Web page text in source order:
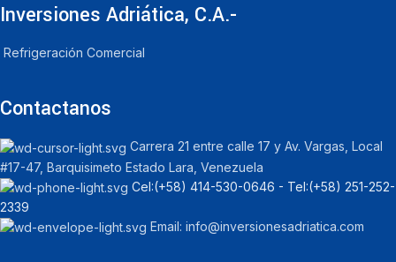
Inversiones Adriática, C.A.-
Refrigeración Comercial
Contactanos
Carrera 21 entre calle 17 y Av. Vargas, Local
#17-47, Barquisimeto Estado Lara, Venezuela
Cel:‪(+58) 414-530-0646‬ - Tel:‪(+58) 251-252-
2339
Email: info@inversionesadriatica.com